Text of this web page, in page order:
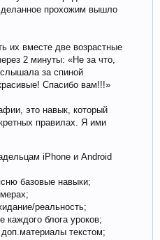
прохожим вышло
их вместе две возрастные
2 минуты: «Не за что,
за спиной
Спасибо вам!!!»
это навык, который
правилах. Я ими
iPhone и Android
базовые навыки;
реальность;
блога уроков;
текстом;